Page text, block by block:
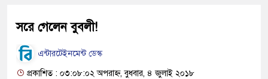
সরে গেলেন বুবলী!
এন্টারটেইনমেন্ট ডেস্ক
প্রকাশিত : ০৩:০৮:০২ অপরাহ্ন, বুধবার, ৪ জুলাই ২০১৮